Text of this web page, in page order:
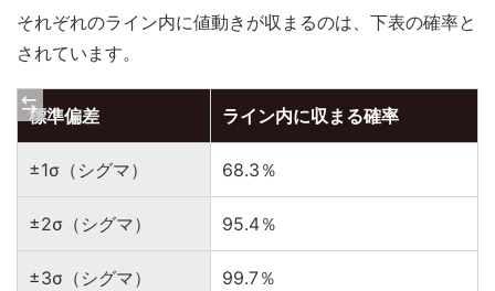
それぞれのライン内に値動きが収まるのは、下表の確率と
されています。
標準偏差 ライン内に収まる確率
±1σ（シグマ） 68.3％
±2σ（シグマ） 95.4％
±3σ（シグマ） 99.7％